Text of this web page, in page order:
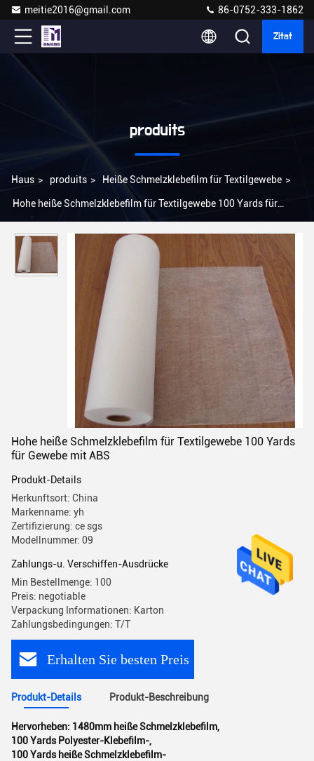
meitie2016@gmail.com 86-0752-333-1862
Zitat
produits
Haus > produits > Heiße Schmelzklebefilm für Textilgewebe >
Hohe heiße Schmelzklebefilm für Textilgewebe 100 Yards für
Hohe heiße Schmelzklebefilm für Textilgewebe 100 Yards
für Gewebe mit ABS
Produkt-Details
Herkunftsort: China
Markenname: yh
Zertifizierung: ce sgs
Modellnummer: 09
Zahlungs-u. Verschiffen-Ausdrücke
Min Bestellmenge: 100
Preis: negotiable
Verpackung Informationen: Karton
Zahlungsbedingungen: T/T
Erhalten Sie besten Preis
Produkt-Details Produkt-Beschreibung
Hervorheben: 1480mm heiße Schmelzklebefilm,
100 Yards Polyester-Klebefilm-,
100 Yards heiße Schmelzklebefilm-